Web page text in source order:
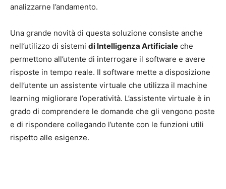
analizzarne l’andamento.
Una grande novità di questa soluzione consiste anche
nell’utilizzo di sistemi di Intelligenza Artificiale che
permettono all’utente di interrogare il software e avere
risposte in tempo reale. Il software mette a disposizione
dell’utente un assistente virtuale che utilizza il machine
learning migliorare l’operatività. L’assistente virtuale è in
grado di comprendere le domande che gli vengono poste
e di rispondere collegando l’utente con le funzioni utili
rispetto alle esigenze.